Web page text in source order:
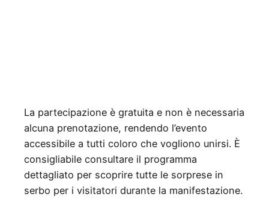
La partecipazione è gratuita e non è necessaria
alcuna prenotazione, rendendo l’evento
accessibile a tutti coloro che vogliono unirsi. È
consigliabile consultare il programma
dettagliato per scoprire tutte le sorprese in
serbo per i visitatori durante la manifestazione.